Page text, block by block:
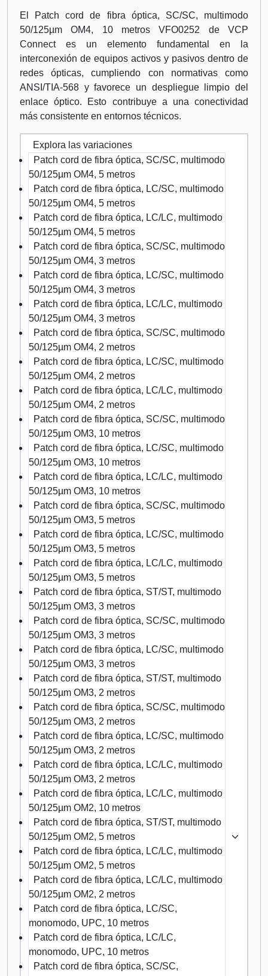
El Patch cord de fibra óptica, SC/SC, multimodo
50/125µm OM4, 10 metros VFO0252 de VCP
Connect es un elemento fundamental en la
interconexión de equipos activos y pasivos dentro de
redes ópticas, cumpliendo con normativas como
ANSI/TIA-568 y favorece un despliegue limpio del
enlace óptico. Esto contribuye a una conectividad
más consistente en entornos técnicos.
Explora las variaciones
Patch cord de fibra óptica, SC/SC, multimodo
50/125µm OM4, 5 metros
Patch cord de fibra óptica, LC/SC, multimodo
50/125µm OM4, 5 metros
Patch cord de fibra óptica, LC/LC, multimodo
50/125µm OM4, 5 metros
Patch cord de fibra óptica, SC/SC, multimodo
50/125µm OM4, 3 metros
Patch cord de fibra óptica, LC/SC, multimodo
50/125µm OM4, 3 metros
Patch cord de fibra óptica, LC/LC, multimodo
50/125µm OM4, 3 metros
Patch cord de fibra óptica, SC/SC, multimodo
50/125µm OM4, 2 metros
Patch cord de fibra óptica, LC/SC, multimodo
50/125µm OM4, 2 metros
Patch cord de fibra óptica, LC/LC, multimodo
50/125µm OM4, 2 metros
Patch cord de fibra óptica, SC/SC, multimodo
50/125µm OM3, 10 metros
Patch cord de fibra óptica, LC/SC, multimodo
50/125µm OM3, 10 metros
Patch cord de fibra óptica, LC/LC, multimodo
50/125µm OM3, 10 metros
Patch cord de fibra óptica, SC/SC, multimodo
50/125µm OM3, 5 metros
Patch cord de fibra óptica, LC/SC, multimodo
50/125µm OM3, 5 metros
Patch cord de fibra óptica, LC/LC, multimodo
50/125µm OM3, 5 metros
Patch cord de fibra óptica, ST/ST, multimodo
50/125µm OM3, 3 metros
Patch cord de fibra óptica, SC/SC, multimodo
50/125µm OM3, 3 metros
Patch cord de fibra óptica, LC/SC, multimodo
50/125µm OM3, 3 metros
Patch cord de fibra óptica, ST/ST, multimodo
50/125µm OM3, 2 metros
Patch cord de fibra óptica, SC/SC, multimodo
50/125µm OM3, 2 metros
Patch cord de fibra óptica, LC/SC, multimodo
50/125µm OM3, 2 metros
Patch cord de fibra óptica, LC/LC, multimodo
50/125µm OM3, 2 metros
Patch cord de fibra óptica, LC/LC, multimodo
50/125µm OM2, 10 metros
Patch cord de fibra óptica, ST/ST, multimodo
50/125µm OM2, 5 metros
Patch cord de fibra óptica, LC/LC, multimodo
50/125µm OM2, 5 metros
Patch cord de fibra óptica, LC/LC, multimodo
50/125µm OM2, 2 metros
Patch cord de fibra óptica, LC/SC,
monomodo, UPC, 10 metros
Patch cord de fibra óptica, LC/LC,
monomodo, UPC, 10 metros
Patch cord de fibra óptica, SC/SC,